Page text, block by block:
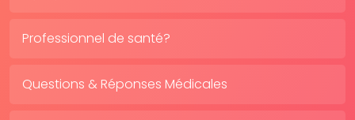
Professionnel de santé?
Questions & Réponses Médicales